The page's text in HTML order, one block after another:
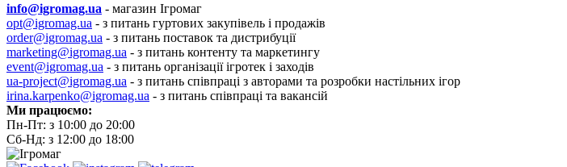
info@igromag.ua - магазин Ігромаг
opt@igromag.ua - з питань гуртових закупівель і продажів
order@igromag.ua - з питань поставок та дистрибуції
marketing@igromag.ua - з питань контенту та маркетингу
event@igromag.ua - з питань організації ігротек і заходів
ua-project@igromag.ua - з питань співпраці з авторами та розробки настільних ігор
irina.karpenko@igromag.ua - з питань співпраці та вакансій
Ми працюємо:
Пн-Пт: з 10:00 до 20:00
Сб-Нд: з 12:00 до 18:00